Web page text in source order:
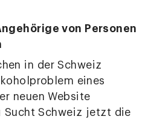
von Personen
in der Schweiz
eines
neuen Website
Schweiz jetzt die